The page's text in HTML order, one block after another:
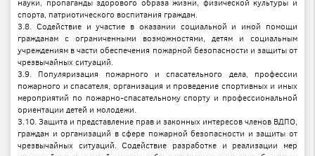
спорта, патриотического воспитания граждан.
3.8. Содействие и участие в оказании социальной и иной помощи
гражданам с ограниченными возможностями, детям и социальным
учреждениям в части обеспечения пожарной безопасности и защиты от
чрезвычайных ситуаций.
3.9. Популяризация пожарного и спасательного дела, профессии
пожарного и спасателя, организация и проведение спортивных и иных
мероприятий по пожарно-спасательному спорту и профессиональной
ориентации детей и молодежи.
3.10. Защита и представление прав и законных интересов членов ВДПО,
граждан и организаций в сфере пожарной безопасности и защиты от
чрезвычайных ситуаций. Содействие разработке и реализации мер